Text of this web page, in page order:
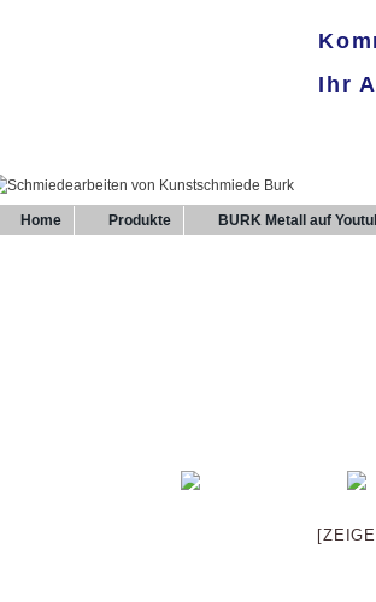
Ihr
Home Produkte BURK Metall auf